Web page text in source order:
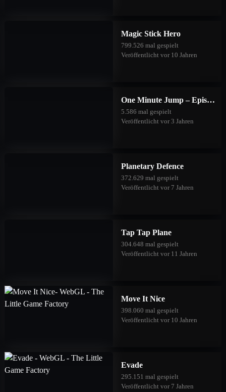
Magic Stick Hero
799.526 mal gespielt
Veröffentlicht vor 10 Jahren
One Minute Jump – Episode Three
5.586 mal gespielt
Veröffentlicht vor 3 Jahren
Planetary Defence
372.629 mal gespielt
Veröffentlicht vor 7 Jahren
Tap Tap Plane
304.648 mal gespielt
Veröffentlicht vor 11 Jahren
Move It Nice
398.060 mal gespielt
Veröffentlicht vor 10 Jahren
Evade
295.151 mal gespielt
Veröffentlicht vor 7 Jahren